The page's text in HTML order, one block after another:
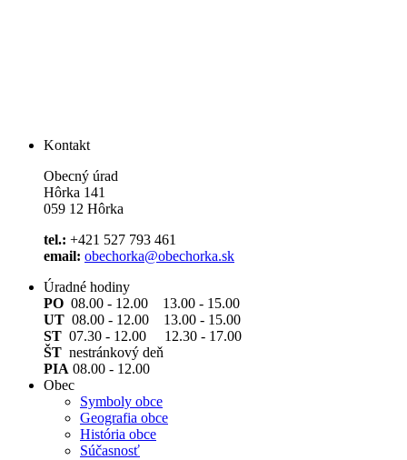
Kontakt
Obecný úrad
Hôrka 141
059 12 Hôrka
tel.: +421 527 793 461
email: obechorka@obechorka.sk
Úradné hodiny
PO 08.00 - 12.00 13.00 - 15.00
UT 08.00 - 12.00 13.00 - 15.00
ST 07.30 - 12.00 12.30 - 17.00
ŠT nestránkový deň
PIA 08.00 - 12.00
Obec
Symboly obce
Geografia obce
História obce
Súčasnosť